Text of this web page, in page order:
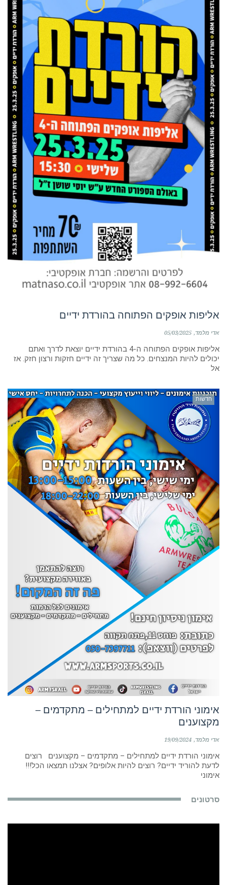
אליפות אופקים הפתוחה בהורדת ידיים
אדי מלמד 05/03/2025
אליפות אופקים הפתוחה ה-4 בהורדת ידיים יוצאת לדרך ואתם
יכולים להיות המנצחים. כל מה שצריך זה ידיים חזקות ורצון חזק. אז
אל
חדשות
אימוני הורדת ידיים למתחילים – מתקדמים –
מקצוענים
אדי מלמד 19/09/2024
אימוני הורדת ידיים למתחילים – מתקדמים – מקצוענים רוצים
לדעת להוריד ידיים? רוצים להיות אלופים? אצלנו תמצאו הכל!!!
אימוני
סרטונים